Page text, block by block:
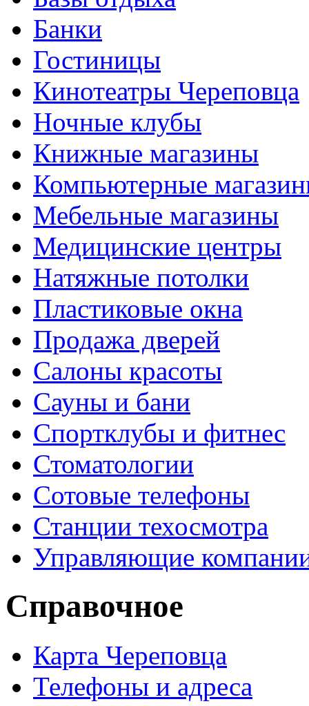
Банки
Гостиницы
Кинотеатры Череповца
Ночные клубы
Книжные магазины
Компьютерные
Мебельные магазины
Медицинские центры
Натяжные потолки
Пластиковые окна
Продажа дверей
Салоны красоты
Сауны и бани
Спортклубы и фитнес
Стоматологии
Сотовые телефоны
Станции техосмотра
Управляющие
Справочное
Карта Череповца
Телефоны и адреса